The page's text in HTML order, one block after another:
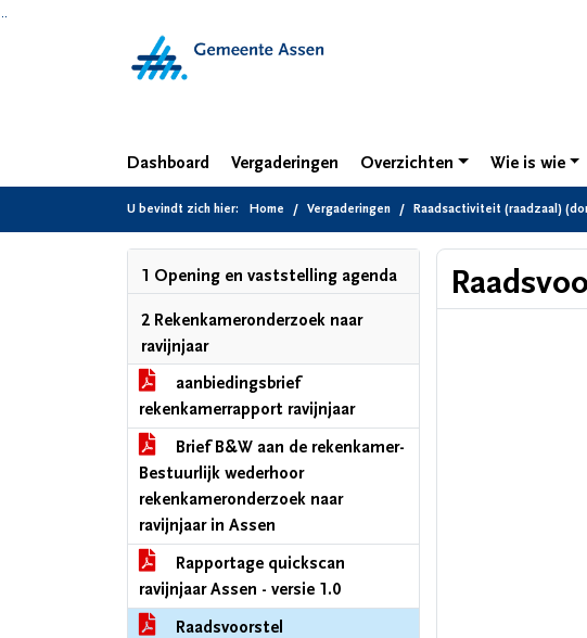
Dashboard Vergaderingen Overzichten Wie is wie
U bevindt zich hier: Home Vergaderingen Raadsactiviteit (raadzaal)
1 Opening en vaststelling agenda
2 Rekenkameronderzoek naar
ravijnjaar
aanbiedingsbrief
rekenkamerrapport ravijnjaar
Brief B&W aan de rekenkamer-
Bestuurlijk wederhoor
rekenkameronderzoek naar
ravijnjaar in Assen
Rapportage quickscan
ravijnjaar Assen - versie 1.0
Raadsvoorstel